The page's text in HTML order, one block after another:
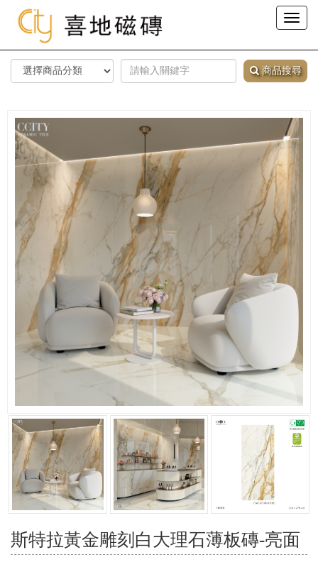
Toggle
商品搜尋
斯特拉黃金雕刻白大理石薄板磚-亮面